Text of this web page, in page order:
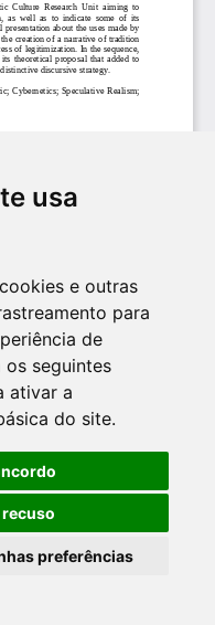
usa
e outras
para
de
os seguintes
ativar a
do site.
recuso
preferências